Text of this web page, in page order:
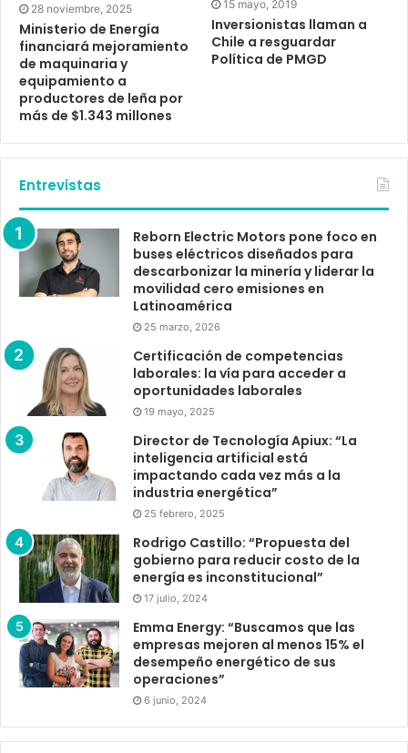
28 noviembre, 2025
Ministerio de Energía
financiará mejoramiento
de maquinaria y
equipamiento a
productores de leña por
más de $1.343 millones
15 mayo, 2019
Inversionistas llaman a
Chile a resguardar
Política de PMGD
Entrevistas
Reborn Electric Motors pone foco en
buses eléctricos diseñados para
descarbonizar la minería y liderar la
movilidad cero emisiones en
Latinoamérica
25 marzo, 2026
Certificación de competencias
laborales: la vía para acceder a
oportunidades laborales
19 mayo, 2025
Director de Tecnología Apiux: “La
inteligencia artificial está
impactando cada vez más a la
industria energética”
25 febrero, 2025
Rodrigo Castillo: “Propuesta del
gobierno para reducir costo de la
energía es inconstitucional”
17 julio, 2024
Emma Energy: “Buscamos que las
empresas mejoren al menos 15% el
desempeño energético de sus
operaciones”
6 junio, 2024